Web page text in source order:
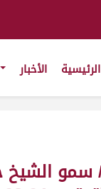
الرئيسية الأخبار
سمو